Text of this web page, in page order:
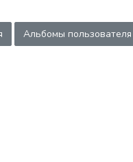
Альбомы пользователя